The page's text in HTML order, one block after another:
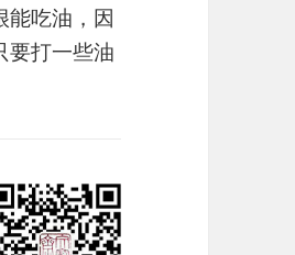
能吃油，因
要打一些油